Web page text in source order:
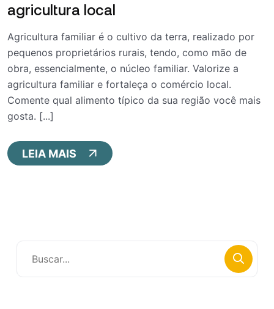
agricultura local
Agricultura familiar é o cultivo da terra, realizado por
pequenos proprietários rurais, tendo, como mão de
obra, essencialmente, o núcleo familiar. Valorize a
agricultura familiar e fortaleça o comércio local.
Comente qual alimento típico da sua região você mais
gosta. [...]
LEIA MAIS